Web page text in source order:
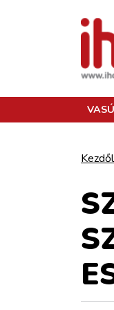
ELLÁTÁSI